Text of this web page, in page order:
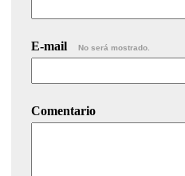
E-mail No será mostrado.
Comentario